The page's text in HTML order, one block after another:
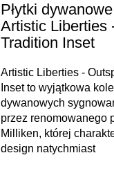
Płytki
Artistic Liberties
Tradition Inset
Artistic Liberties -
Inset to wyjątkowa
dywanowych
przez renomowanego
Milliken, której
design natychmiast